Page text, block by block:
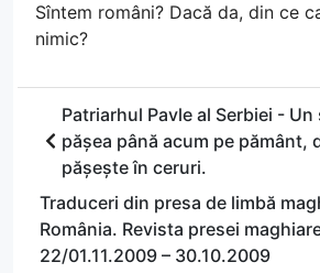
Sîntem români? Dacă da, din ce
nimic?
Patriarhul Pavle al Serbiei -
pășea până acum pe pământ,
pășește în ceruri.
Traduceri din presa de limbă
România. Revista presei
22/01.11.2009 – 30.10.2009